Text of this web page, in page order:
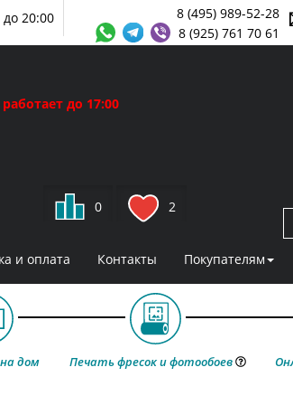
8 (495) 989-52-28
8 (925) 761 70 61
20:00
до 17:00
0 2
и оплата Контакты Покупателям
дом Печать фресок и фотообоев